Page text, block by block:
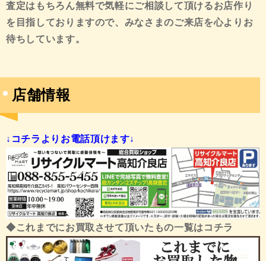
査定はもちろん無料で気軽にご相談して頂けるお店作り
を目指しておりますので、みなさまのご来店を心よりお
待ちしています。
店舗情報
↓コチラよりお電話頂けます↓
◆これまでにお買取させて頂いたもの一覧はコチラ